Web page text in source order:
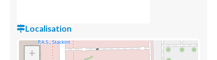
Localisation
+